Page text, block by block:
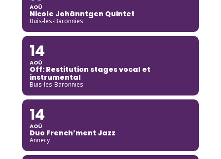
AOÛ
Nicole Johänntgen Quintet
Buis-les-Baronnies
14
AOÛ
Off: Restitution stages vocal et
instrumental
Buis-les-Baronnies
14
AOÛ
Duo French’ment Jazz
Annecy